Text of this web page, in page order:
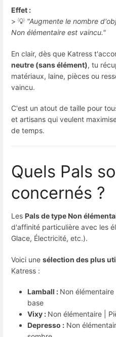
Effet :
> 💡 "Augmente le nombre
Non élémentaire est vaincu."
En clair, dès que Katress
neutre (sans élément), tu
matériaux, laine, pièces ou
vaincu.
C'est un atout de taille pour
et artisans qui veulent
de temps.
Quels Pals
concernés ?
Les Pals de type Non
d'affinité particulière avec les
Glace, Électricité, etc.).
Voici une sélection des plus
Katress :
Lamball : Non
base
Vixy : Non élémentaire |
Depresso : Non